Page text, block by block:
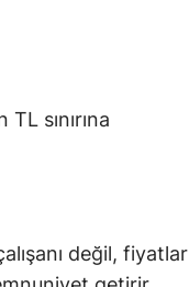
sınırına
değil, fiyatlar